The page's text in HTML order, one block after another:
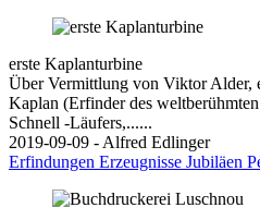
erste Kaplanturbine
Über Vermittlung von Viktor Alder,
Kaplan (Erfinder des
Schnell -Läufers,......
2019-09-09 - Alfred Edlinger
Erfindungen Erzeugnisse Jubiläen